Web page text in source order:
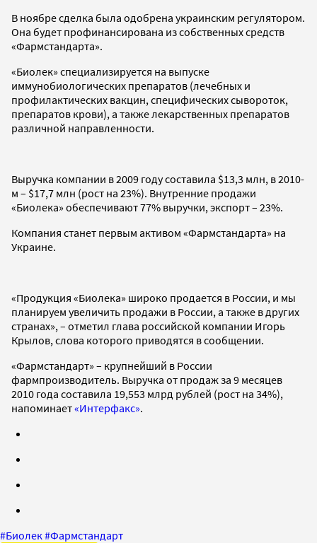
В ноябре сделка была одобрена украинским регулятором.
Она будет профинансирована из собственных средств
«Фармстандарта».
«Биолек» специализируется на выпуске
иммунобиологических препаратов (лечебных и
профилактических вакцин, специфических сывороток,
препаратов крови), а также лекарственных препаратов
различной направленности.
Выручка компании в 2009 году составила $13,3 млн, в 2010-
м – $17,7 млн (рост на 23%). Внутренние продажи
«Биолека» обеспечивают 77% выручки, экспорт – 23%.
Компания станет первым активом «Фармстандарта» на
Украине.
«Продукция «Биолека» широко продается в России, и мы
планируем увеличить продажи в России, а также в других
странах», – отметил глава российской компании Игорь
Крылов, слова которого приводятся в сообщении.
«Фармстандарт» – крупнейший в России
фармпроизводитель. Выручка от продаж за 9 месяцев
2010 года составила 19,553 млрд рублей (рост на 34%),
напоминает«Интерфакс».
#Биолек#Фармстандарт